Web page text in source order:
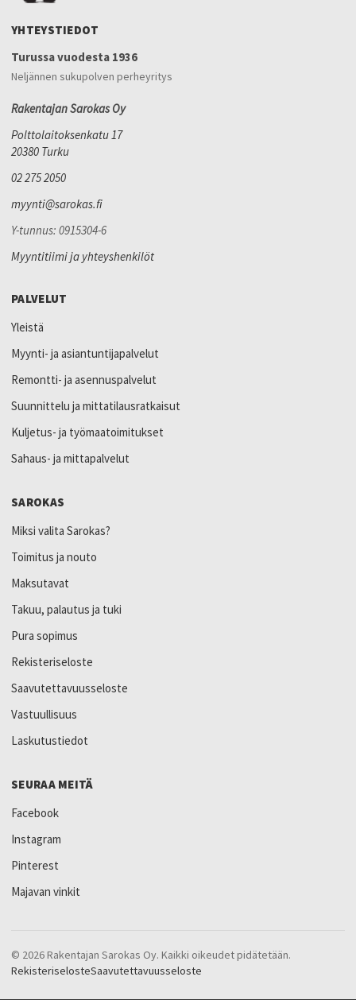
YHTEYSTIEDOT
Turussa vuodesta 1936
Neljännen sukupolven perheyritys
Rakentajan Sarokas Oy
Polttolaitoksenkatu 17
20380 Turku
02 275 2050
myynti@sarokas.fi
Y-tunnus: 0915304-6
Myyntitiimi ja yhteyshenkilöt
PALVELUT
Yleistä
Myynti- ja asiantuntijapalvelut
Remontti- ja asennuspalvelut
Suunnittelu ja mittatilausratkaisut
Kuljetus- ja työmaatoimitukset
Sahaus- ja mittapalvelut
SAROKAS
Miksi valita Sarokas?
Toimitus ja nouto
Maksutavat
Takuu, palautus ja tuki
Pura sopimus
Rekisteriseloste
Saavutettavuusseloste
Vastuullisuus
Laskutustiedot
SEURAA MEITÄ
Facebook
Instagram
Pinterest
Majavan vinkit
© 2026 Rakentajan Sarokas Oy. Kaikki oikeudet pidätetään.
RekisteriselosteSaavutettavuusseloste